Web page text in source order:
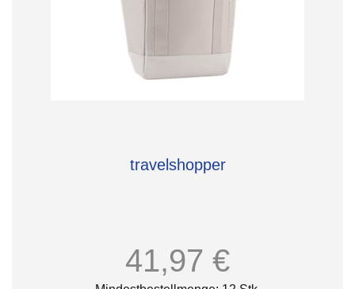
travelshopper
41,97 €